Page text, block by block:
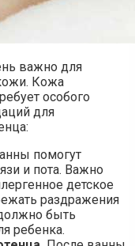
важно для
Кожа
особого
для
помогут
и пота. Важно
детское
раздражения
быть
ребенка.